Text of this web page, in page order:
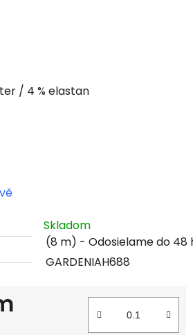
/ 4 % elastan
Skladom
(8 m)
GARDENIAH688